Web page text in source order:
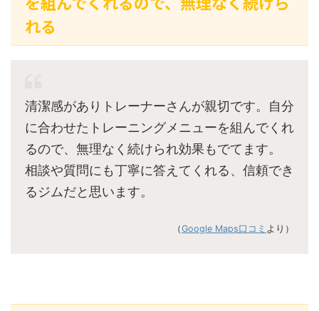
れる
清潔感がありトレーナーさんが親切です。自分
に合わせたトレーニングメニューを組んでくれ
るので、無理なく続けられ効果もでてます。
相談や質問にも丁寧に答えてくれる、信頼でき
るジムだと思います。
（Google Maps口コミ より）